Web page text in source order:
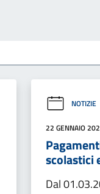
NOTIZIE
22 GENNAIO
scolastici
Dal